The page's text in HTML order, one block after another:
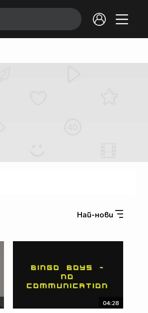
Най-нови
04:28